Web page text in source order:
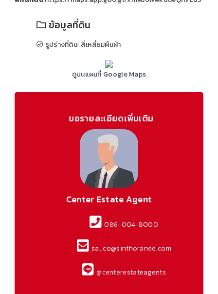
ข้อมูลที่ดิน
รูปร่างที่ดิน: สี่เหลี่ยมผืนผ้า
ดูบนแผนที่ Google Maps
ขอรายละเอียดเพิ่มเติม
Center Estate Agent
086-004-8000
sa_co@sinthoranee.com
@centerestateagents